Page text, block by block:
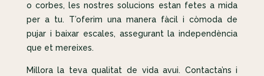
o corbes, les nostres solucions estan fetes a mida
per a tu. T’oferim una manera fàcil i còmoda de
pujar i baixar escales, assegurant la independència
que et mereixes.
Millora la teva qualitat de vida avui. Contacta’ns i